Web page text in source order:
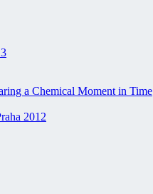
a Chemical Moment in Time
2012